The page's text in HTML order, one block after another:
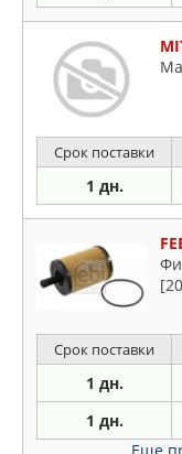
Срок поставки
1 дн.
Срок поставки
1 дн.
1 дн.
Еще